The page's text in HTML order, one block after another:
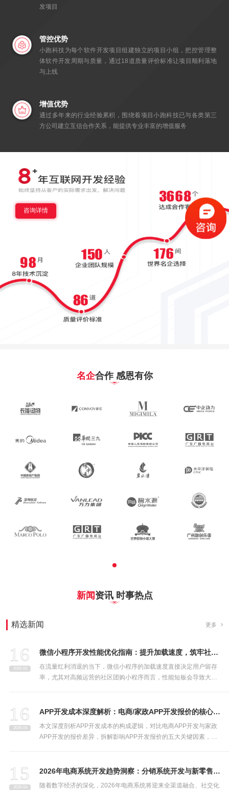
发项目
管控优势
小跑科技为每个软件开发项目组建独立的项目小组，把控管理整
体软件开发周期与质量，通过18道质量评价标准让项目顺利落地
与上线
增值优势
通过多年来的行业经验累积，围绕着项目小跑科技已与各类第三
方公司建立互信合作关系，能提供专业丰富的增值服务
咨询详情
名企合作 感恩有你
新闻 资讯 时事热点
精选新闻 更多
16
2026-04
微信小程序开发性能优化指南：提升加载速度，筑牢社区团购小程序用户留存根基
在流量红利消退的当下，微信小程序的加载速度直接决定用户留存
率，尤其对高频运营的社区团购小程序而言，性能短板会导致大量
16
2026-04
APP开发成本深度解析：电商/家政APP开发报价的核心影响因素
本文深度剖析APP开发成本的构成逻辑，对比电商APP开发与家政
APP开发的报价差异，拆解影响APP开发报价的五大关键因素，帮
15
2026-04
2026年电商系统开发趋势洞察：分销系统开发与新零售系统技术选型指南
随着数字经济的深化，2026年电商系统将迎来全渠道融合、社交化